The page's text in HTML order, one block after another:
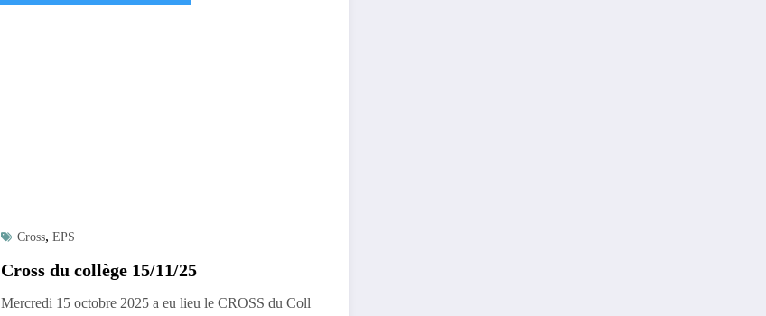
Cross, EPS
Cross du collège 15/11/25
Mercredi 15 octobre 2025 a eu lieu le CROSS du Coll